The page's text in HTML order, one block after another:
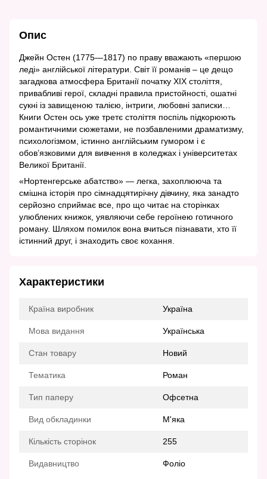
Опис
Джейн Остен (1775—1817) по праву вважають «першою
леді» англійської літератури. Світ її романів – це дещо
загадкова атмосфера Британії початку ХІХ століття,
привабливі герої, складні правила пристойності, ошатні
сукні із завищеною талією, інтриги, любовні записки…
Книги Остен ось уже третє століття поспіль підкорюють
романтичними сюжетами, не позбавленими драматизму,
психологізмом, істинно англійським гумором і є
обов’язковими для вивчення в коледжах і університетах
Великої Британії.
«Нортенгерське абатство» — легка, захоплююча та
смішна історія про сімнадцятирічну дівчину, яка занадто
серйозно сприймає все, про що читає на сторінках
улюблених книжок, уявляючи себе героїнею готичного
роману. Шляхом помилок вона вчиться пізнавати, хто її
істинний друг, і знаходить своє кохання.
Характеристики
Країна виробник Україна
Мова видання Українська
Стан товару Новий
Тематика Роман
Тип паперу Офсетна
Вид обкладинки М'яка
Кількість сторінок 255
Видавництво Фоліо